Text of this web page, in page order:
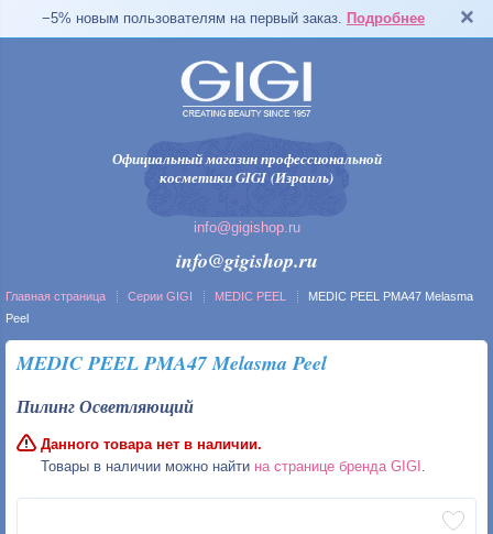
−5% новым пользователям на первый заказ. Подробнее
Официальный магазин профессиональной
косметики GIGI (Израиль)
info@gigishop.ru
info@gigishop.ru
Главная страница Серии GIGI MEDIC PEEL
MEDIC PEEL PMA47 Melasma
Peel
MEDIC PEEL PMA47 Melasma Peel
Пилинг Осветляющий
Данного товара нет в наличии.
Товары в наличии можно найти на странице бренда GIGI